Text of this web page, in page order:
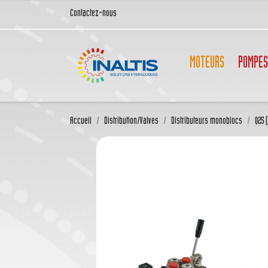
Contactez-nous
MOTEURS POMPES
Accueil Distribution/Valves Distributeurs monoblocs